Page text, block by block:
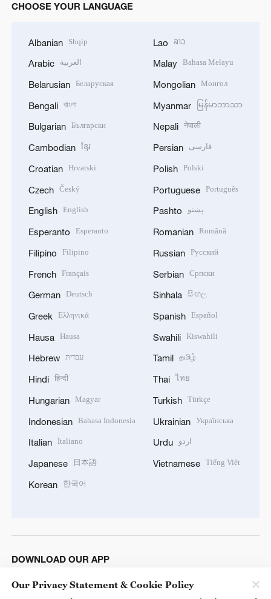
CHOOSE YOUR LANGUAGE
Albanian Shqip
Arabic العربية
Belarusian Беларуская
Bengali বাংলা
Bulgarian Български
Cambodian ខ្មែរ
Croatian Hrvatski
Czech Český
English English
Esperanto Esperanto
Filipino Filipino
French Français
German Deutsch
Greek Ελληνικά
Hausa Hausa
Hebrew עברית
Hindi हिन्दी
Hungarian Magyar
Indonesian Bahasa Indonesia
Italian Italiano
Japanese 日本語
Korean 한국어
Lao ລາວ
Malay Bahasa Melayu
Mongolian Монгол
Myanmar မြန်မာဘာသာ
Nepali नेपाली
Persian فارسی
Polish Polski
Portuguese Português
Pashto پښتو
Romanian Română
Russian Русский
Serbian Српски
Sinhala සිංහල
Spanish Español
Swahili Kiswahili
Tamil தமிழ்
Thai ไทย
Turkish Türkçe
Ukrainian Українська
Urdu اردو
Vietnamese Tiếng Việt
DOWNLOAD OUR APP
Our Privacy Statement & Cookie Policy